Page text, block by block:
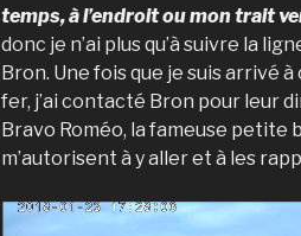
temps, à l’endroit ou mon trait
donc je n’ai plus qu’à suivre la
Bron. Une fois que je suis arrivé
fer, j’ai contacté Bron pour leur
Bravo Roméo, la fameuse petite
m’autorisent à y aller et à les